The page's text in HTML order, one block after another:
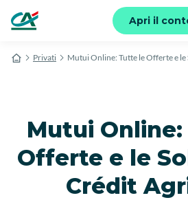
Apri il
Privati Mutui Online: Tutte le Offerte e
Mutui
Offerte e le
Crédit